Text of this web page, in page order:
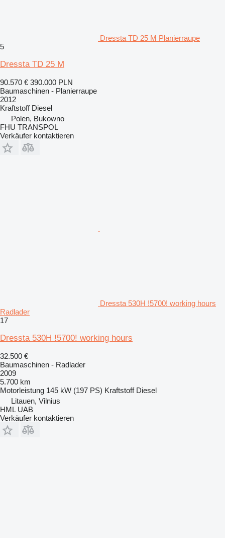
Dressta TD 25 M Planierraupe
5
Dressta TD 25 M
90.570 € 390.000 PLN
Baumaschinen - Planierraupe
2012
Kraftstoff Diesel
Polen, Bukowno
FHU TRANSPOL
Verkäufer kontaktieren
Dressta 530H !5700! working hours
Radlader
17
Dressta 530H !5700! working hours
32.500 €
Baumaschinen - Radlader
2009
5.700 km
Motorleistung 145 kW (197 PS) Kraftstoff Diesel
Litauen, Vilnius
HML UAB
Verkäufer kontaktieren